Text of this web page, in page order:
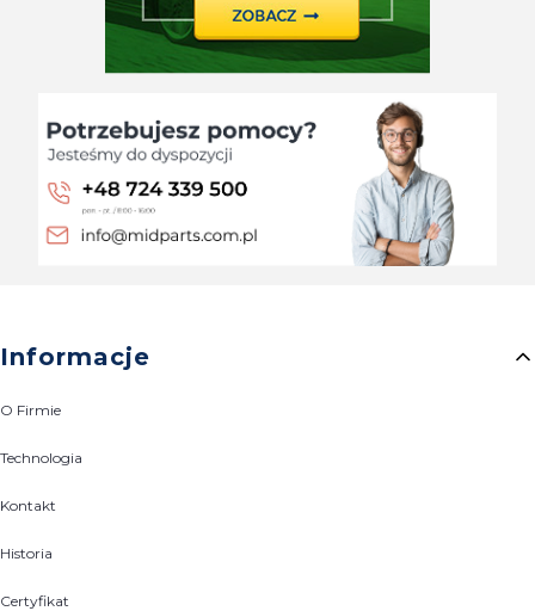
Linki w stopce
Informacje
O Firmie
Technologia
Kontakt
Historia
Certyfikat